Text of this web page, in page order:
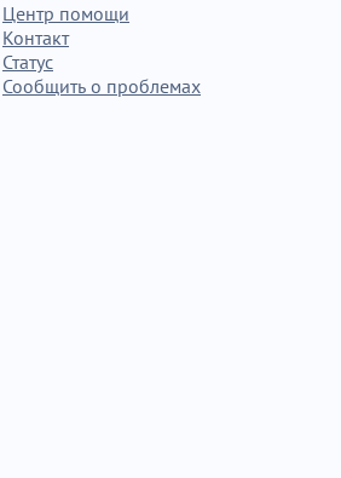
Центр помощи
Контакт
Статус
Сообщить о проблемах